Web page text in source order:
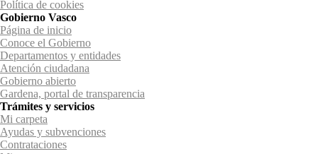
Política de cookies
Gobierno Vasco
Página de inicio
Conoce el Gobierno
Departamentos y entidades
Atención ciudadana
Gobierno abierto
Gardena, portal de transparencia
Trámites y servicios
Mi carpeta
Ayudas y subvenciones
Contrataciones